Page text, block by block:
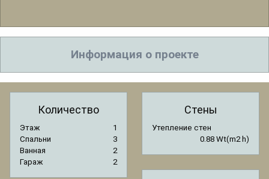
Информация о проекте
Количество
Этаж
1
Спальни
3
Ванная
2
Гараж
2
Стены
Утепление стен
0.88 Wt(m2 h)